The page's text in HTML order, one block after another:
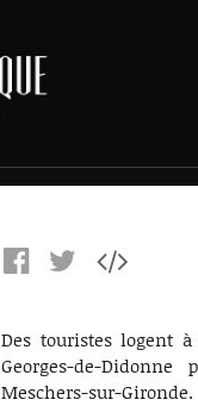
Des touristes logent
Georges-de-
Meschers-sur-Gironde.